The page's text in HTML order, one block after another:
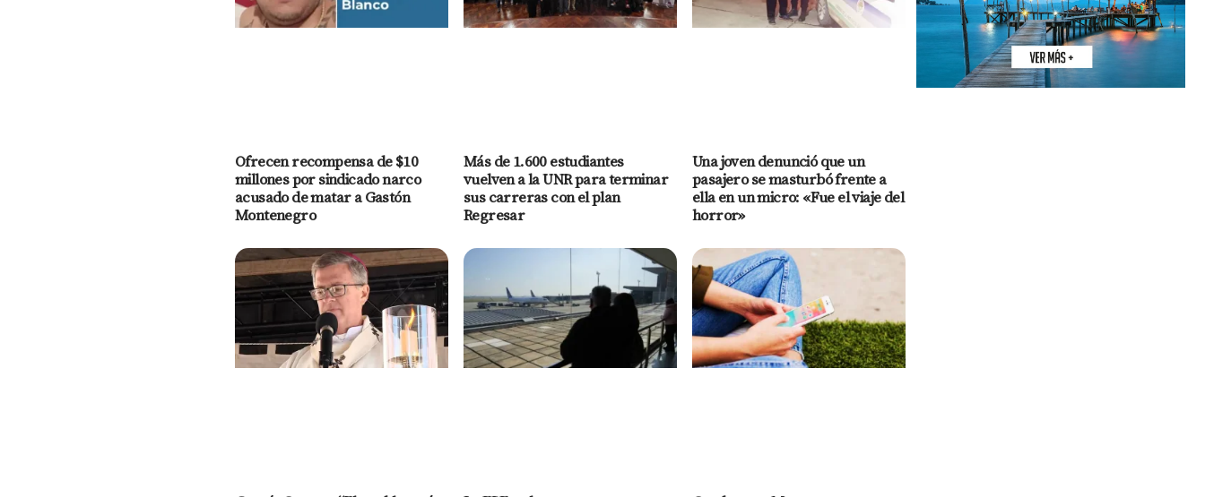
Ofrecen recompensa de $10
millones por sindicado narco
acusado de matar a Gastón
Montenegro
Más de 1.600 estudiantes
vuelven a la UNR para terminar
sus carreras con el plan
Regresar
Una joven denunció que un
pasajero se masturbó frente a
ella en un micro: «Fue el viaje del
horror»